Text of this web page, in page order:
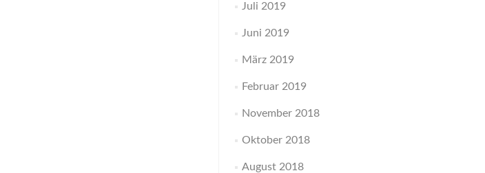
Juli 2019
Juni 2019
März 2019
Februar 2019
November 2018
Oktober 2018
August 2018